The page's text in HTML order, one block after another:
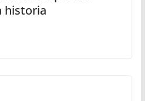
historia